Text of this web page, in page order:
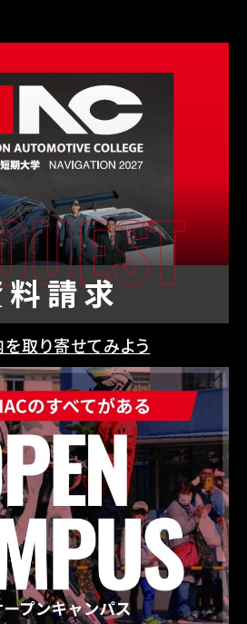
取り寄せてみよう